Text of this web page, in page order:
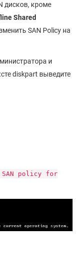
дисков, кроме
Shared
SAN Policy на
и
diskpart выведите
policy for